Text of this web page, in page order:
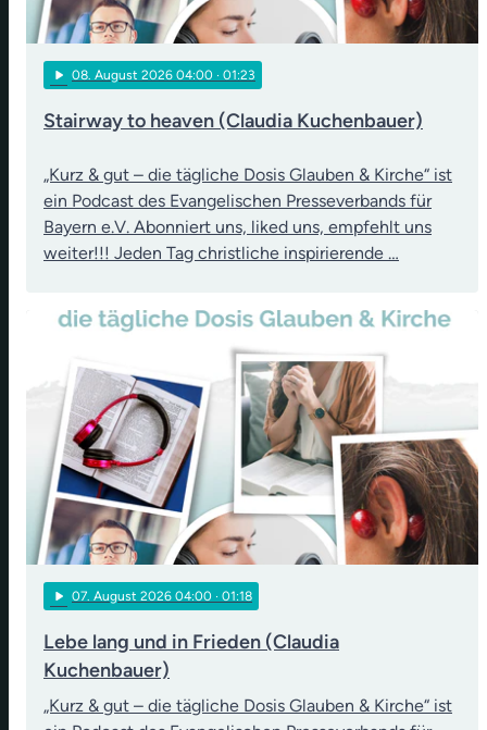
play_arrow 08. August 2026 04:00 · 01:23
Stairway to heaven (Claudia Kuchenbauer)
„Kurz & gut – die tägliche Dosis Glauben & Kirche“ ist
ein Podcast des Evangelischen Presseverbands für
Bayern e.V. Abonniert uns, liked uns, empfehlt uns
weiter!!! Jeden Tag christliche inspirierende …
play_arrow 07. August 2026 04:00 · 01:18
Lebe lang und in Frieden (Claudia
Kuchenbauer)
„Kurz & gut – die tägliche Dosis Glauben & Kirche“ ist